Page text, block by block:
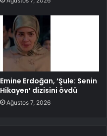
Emine Erdoğan, ‘Şule: Senin
Hikayen’ dizisini övdü
Ağustos 7, 2026